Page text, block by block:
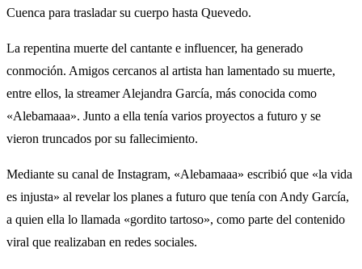
Cuenca para trasladar su cuerpo hasta Quevedo.
La repentina muerte del cantante e influencer, ha generado
conmoción. Amigos cercanos al artista han lamentado su muerte,
entre ellos, la streamer Alejandra García, más conocida como
«Alebamaaa». Junto a ella tenía varios proyectos a futuro y se
vieron truncados por su fallecimiento.
Mediante su canal de Instagram, «Alebamaaa» escribió que «la vida
es injusta» al revelar los planes a futuro que tenía con Andy García,
a quien ella lo llamada «gordito tartoso», como parte del contenido
viral que realizaban en redes sociales.